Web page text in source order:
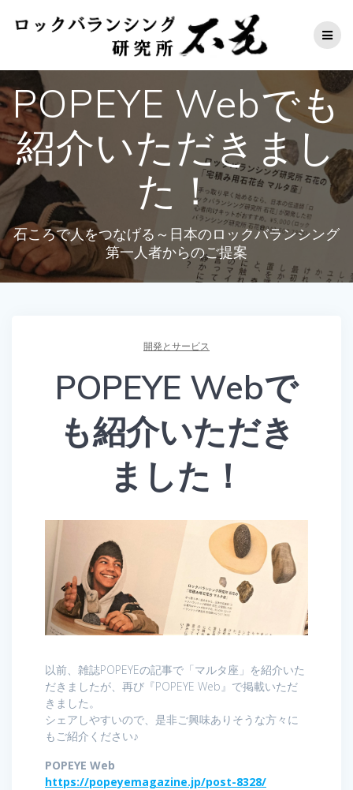
ン
ツ
へ
ス
ッ
プ
POPEYE Webでも
紹介いただきまし
た！
石ころで人をつなげる～日本のロックバランシング
第一人者からのご提案
開発とサービス
POPEYE Webで
も紹介いただき
ました！
以前、雑誌POPEYEの記事で「マルタ座」を紹介いた
だきましたが、再び『POPEYE Web』で掲載いただ
きました。
シェアしやすいので、是非ご興味ありそうな方々に
もご紹介ください♪
POPEYE Web
https://popeyemagazine.jp/post-8328/